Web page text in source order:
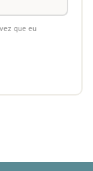
que eu